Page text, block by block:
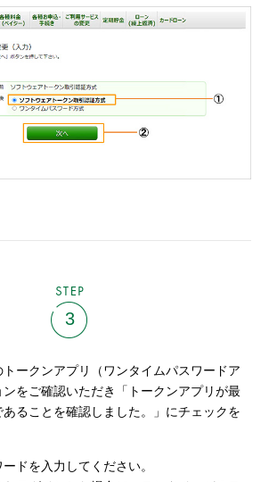
3
トークンアプリ（ワンタイムパスワードア
をご確認いただき「トークンアプリが最
ることを確認しました。」にチェックを
ドを入力してください。